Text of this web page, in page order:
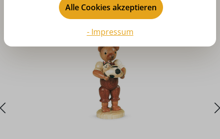
Alle Cookies akzeptieren
- Impressum